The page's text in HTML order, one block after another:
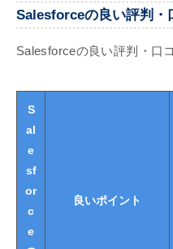
Salesforceの良い評判・
Salesforceの良い評判・口
S
al
e
sf
or
c
e
良いポイント